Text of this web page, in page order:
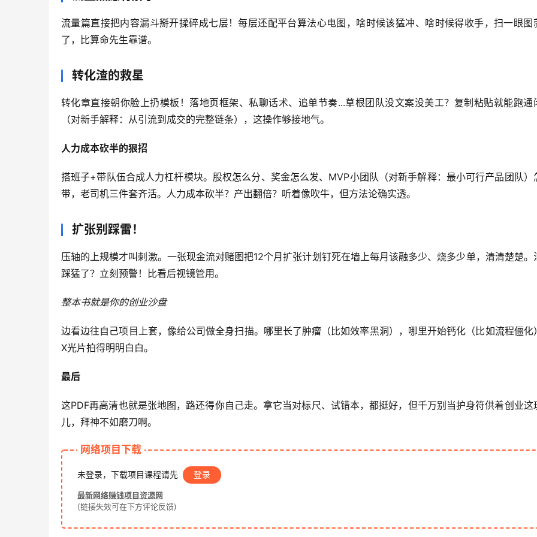
流量篇直接把内容漏斗掰开揉碎成七层！每层还配平台算法心电图，啥时候该猛冲、啥时候得收手，扫一眼图
了，比算命先生靠谱。
转化渣的救星
转化章直接朝你脸上扔模板！落地页框架、私聊话术、追单节奏...草根团队没文案没美工？复制粘贴就能跑通
（对新手解释：从引流到成交的完整链条），这操作够接地气。
人力成本砍半的狠招
搭班子+带队伍合成人力杠杆模块。股权怎么分、奖金怎么发、MVP小团队（对新手解释：最小可行产品团队）
带，老司机三件套齐活。人力成本砍半？产出翻倍？听着像吹牛，但方法论确实透。
扩张别踩雷！
压轴的上规模才叫刺激。一张现金流对赌图把12个月扩张计划钉死在墙上每月该融多少、烧多少单，清清楚楚。
踩猛了？立刻预警！比看后视镜管用。
整本书就是你的创业沙盘
边看边往自己项目上套，像给公司做全身扫描。哪里长了肿瘤（比如效率黑洞），哪里开始钙化（比如流程僵化
X光片拍得明明白白。
最后
这PDF再高清也就是张地图，路还得你自己走。拿它当对标尺、试错本，都挺好，但千万别当护身符供着创业这
儿，拜神不如磨刀啊。
网络项目下载
未登录，下载项目课程请先 登录
最新网络赚钱项目资源网
(链接失效可在下方评论反馈)